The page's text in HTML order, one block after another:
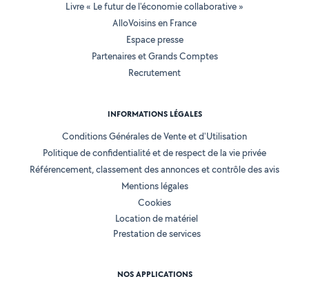
Livre « Le futur de l'économie collaborative »
AlloVoisins en France
Espace presse
Partenaires et Grands Comptes
Recrutement
INFORMATIONS LÉGALES
Conditions Générales de Vente et d'Utilisation
Politique de confidentialité et de respect de la vie privée
Référencement, classement des annonces et contrôle des avis
Mentions légales
Cookies
Location de matériel
Prestation de services
NOS APPLICATIONS